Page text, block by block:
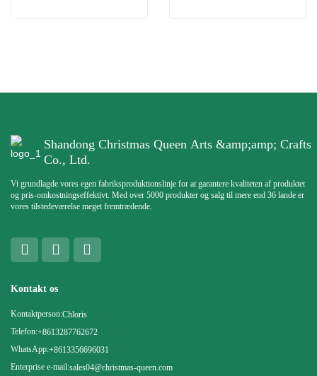
Shandong Christmas Queen Arts &amp;amp; Crafts
Co., Ltd.
Vi grundlagde vores egen fabriksproduktionslinje for at garantere kvaliteten af ​​produktet
og pris-omkostningseffektivt. Med over 5000 produkter og salg til mere end 36 lande er
vores tilstedeværelse meget fremtrædende.
Kontakt os
Kontaktperson:Chloris
Telefon:+8613287762672
WhatsApp:+8613356696031
Enterprise e-mail:sales04@christmas-queen.com